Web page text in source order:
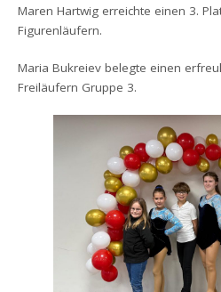
Maren Hartwig erreichte einen 3.
Figurenläufern.
Maria Bukreiev belegte einen
Freiläufern Gruppe 3.